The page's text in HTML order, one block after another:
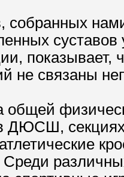
собранных
показывает,
не связаны
в ДЮСШ,
Среди